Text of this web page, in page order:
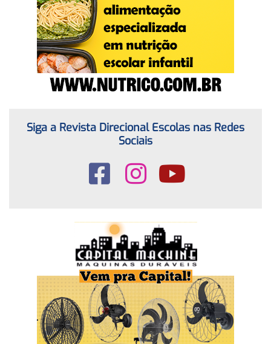
Siga a Revista Direcional Escolas nas Redes
Sociais